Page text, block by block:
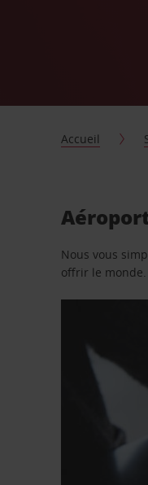
Accueil
Nous vous
offrir le monde.